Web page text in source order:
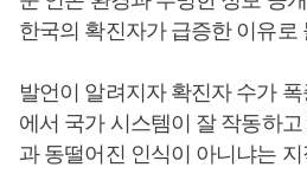
한국의 확진자가 급증한 이유로
발언이 알려지자 확진자 수가
에서 국가 시스템이 잘 작동하
과 동떨어진 인식이 아니냐는